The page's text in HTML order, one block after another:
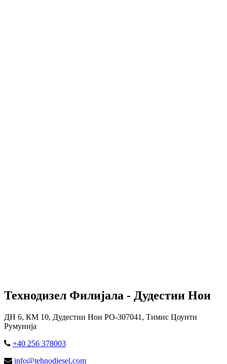
Технодизел Филијала - Дудестии Нои
ДН 6, КМ 10, Дудестии Нои РО-307041, Тимис Цоунти
Румунија
+40 256 378003
info@tehnodiesel.com